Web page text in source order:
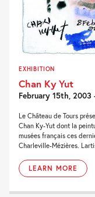
EXHIBITION
Chan Ky Yut
February 15th,
Le Château de Tours
Chan Ky-Yut dont la
musées français ces
Charleville-Mézières.
LEARN MORE